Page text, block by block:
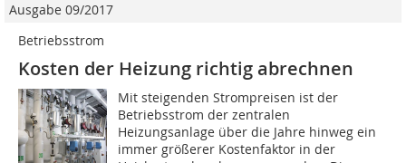
Ausgabe 09/2017
Betriebsstrom
Kosten der Heizung richtig abrechnen
Mit steigenden Strompreisen ist der
Betriebsstrom der zentralen
Heizungsanlage über die Jahre hinweg ein
immer größerer Kostenfaktor in der